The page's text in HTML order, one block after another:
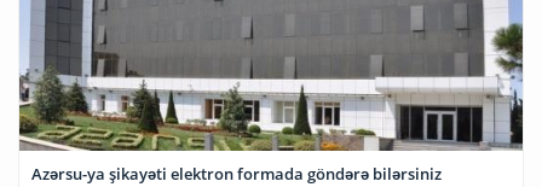
Azərsu-ya şikayəti elektron formada göndərə bilərsiniz